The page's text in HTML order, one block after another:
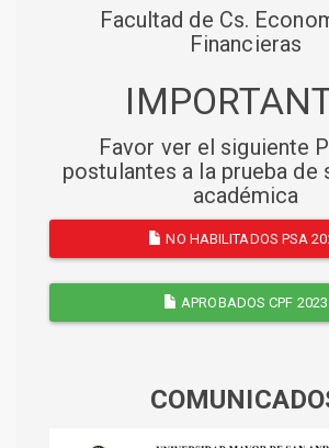
Facultad de Cs.
Financieras
Favor ver el siguiente
postulantes a la prueba de
académica
NO HABILITADOS PSA
APROBADOS CPF 2023